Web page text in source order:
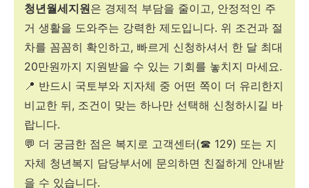
청년월세지원은 경제적 부담을 줄이고, 안정적인 주
거 생활을 도와주는 강력한 제도입니다. 위 조건과 절
차를 꼼꼼히 확인하고, 빠르게 신청하셔서 한 달 최대
20만원까지 지원받을 수 있는 기회를 놓치지 마세요.
📍 반드시 국토부와 지자체 중 어떤 쪽이 더 유리한지
비교한 뒤, 조건이 맞는 하나만 선택해 신청하시길 바
랍니다.
💬 더 궁금한 점은 복지로 고객센터(☎ 129) 또는 지
자체 청년복지 담당부서에 문의하면 친절하게 안내받
을 수 있습니다.